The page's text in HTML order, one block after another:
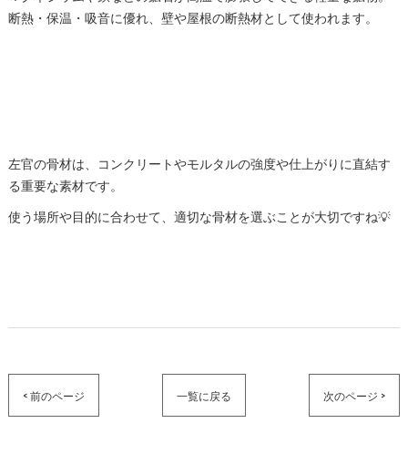
断熱・保温・吸音に優れ、壁や屋根の断熱材として使われます。
左官の骨材は、コンクリートやモルタルの強度や仕上がりに直結す
る重要な素材です。
使う場所や目的に合わせて、適切な骨材を選ぶことが大切ですね💡
< 前のページ 一覧に戻る 次のページ >